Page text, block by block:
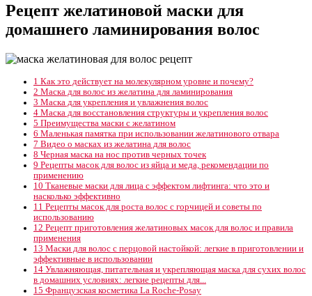
Рецепт желатиновой маски для
домашнего ламинирования волос
1 Как это действует на молекулярном уровне и почему?
2 Маска для волос из желатина для ламинирования
3 Маска для укрепления и увлажнения волос
4 Маска для восстановления структуры и укрепления волос
5 Преимущества маски с желатином
6 Маленькая памятка при использовании желатинового отвара
7 Видео о масках из желатина для волос
8 Черная маска на нос против черных точек
9 Рецепты масок для волос из яйца и меда, рекомендации по
применению
10 Тканевые маски для лица с эффектом лифтинга: что это и
насколько эффективно
11 Рецепты масок для роста волос с горчицей и советы по
использованию
12 Рецепт приготовления желатиновых масок для волос и правила
применения
13 Маски для волос с перцовой настойкой: легкие в приготовлении и
эффективные в использовании
14 Увлажняющая, питательная и укрепляющая маска для сухих волос
в домашних условиях: легкие рецепты для...
15 Французская косметика La Roche-Posay